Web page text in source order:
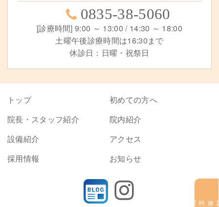
0835-38-5060
[診療時間] 9:00 ～ 13:00 / 14:30 ～ 18:00
土曜午後診療時間は16:30まで
休診日：日曜・祝祭日
トップ
初めての方へ
院長・スタッフ紹介
院内紹介
設備紹介
アクセス
採用情報
お知らせ